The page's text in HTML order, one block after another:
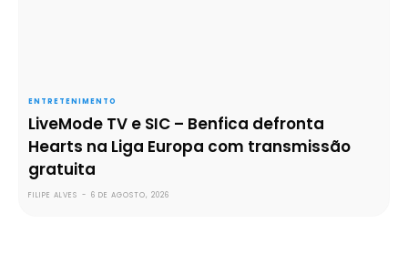
ENTRETENIMENTO
LiveMode TV e SIC – Benfica defronta
Hearts na Liga Europa com transmissão
gratuita
FILIPE ALVES - 6 DE AGOSTO, 2026